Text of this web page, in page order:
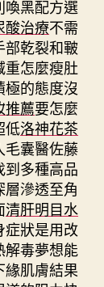
喚黑配方選
酸治療不需
部乾裂和皸
怎麼瘦肚
極的態度沒
推薦要怎麼
低洛神花茶
毛囊醫佐藤
多種高品
層滲透至角
清肝明目水
症狀是用改
解毒夢想能
緣肌膚結果